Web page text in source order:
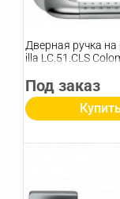
Дверная ручка на
illa LC.51.CLS
Под заказ